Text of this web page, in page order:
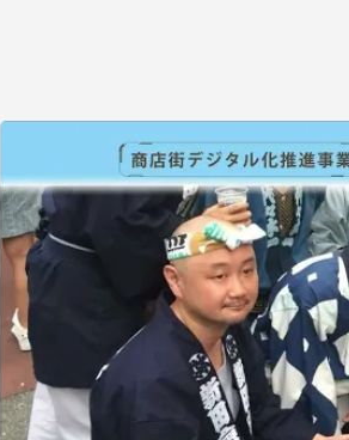
Play